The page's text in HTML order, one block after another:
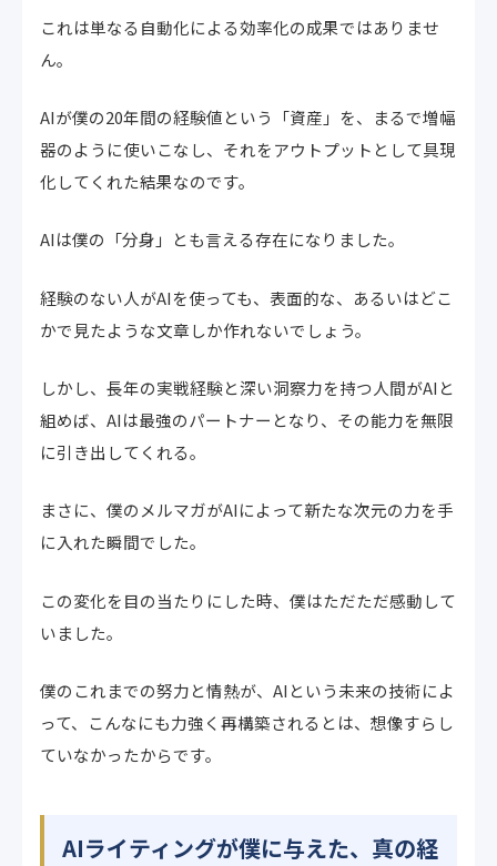
これは単なる自動化による効率化の成果ではありませ
ん。
AIが僕の20年間の経験値という「資産」を、まるで増幅
器のように使いこなし、それをアウトプットとして具現
化してくれた結果なのです。
AIは僕の「分身」とも言える存在になりました。
経験のない人がAIを使っても、表面的な、あるいはどこ
かで見たような文章しか作れないでしょう。
しかし、長年の実戦経験と深い洞察力を持つ人間がAIと
組めば、AIは最強のパートナーとなり、その能力を無限
に引き出してくれる。
まさに、僕のメルマガがAIによって新たな次元の力を手
に入れた瞬間でした。
この変化を目の当たりにした時、僕はただただ感動して
いました。
僕のこれまでの努力と情熱が、AIという未来の技術によ
って、こんなにも力強く再構築されるとは、想像すらし
ていなかったからです。
AIライティングが僕に与えた、真の経